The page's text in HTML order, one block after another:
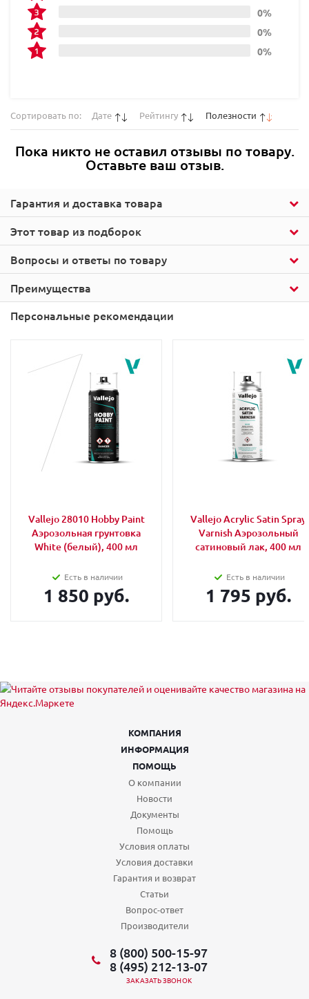
Этот товар из подборок
Гарантия и доставка товара
0%
0%
0%
Сортировать по: Дате Рейтингу Полезности
Пока никто не оставил отзывы по товару.
Оставьте ваш отзыв.
Вопросы и ответы по товару
Преимущества
Персональные рекомендации
Vallejo 28010 Hobby Paint
Аэрозольная грунтовка
White (белый), 400 мл
Есть в наличии
1 850 руб.
Vallejo Acrylic Satin Spray
Varnish Аэрозольный
сатиновый лак, 400 мл
Есть в наличии
1 795 руб.
КОМПАНИЯ
ИНФОРМАЦИЯ
ПОМОЩЬ
О компании
Новости
Документы
Помощь
Условия оплаты
Условия доставки
Гарантия и возврат
Статьи
Вопрос-ответ
Производители
8 (800) 500-15-97
8 (495) 212-13-07
ЗАКАЗАТЬ ЗВОНОК